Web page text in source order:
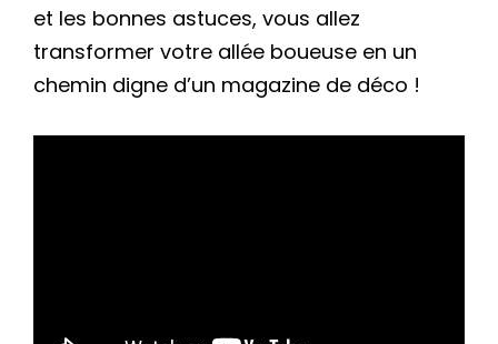
et les bonnes astuces, vous allez
transformer votre allée boueuse en un
chemin digne d’un magazine de déco !